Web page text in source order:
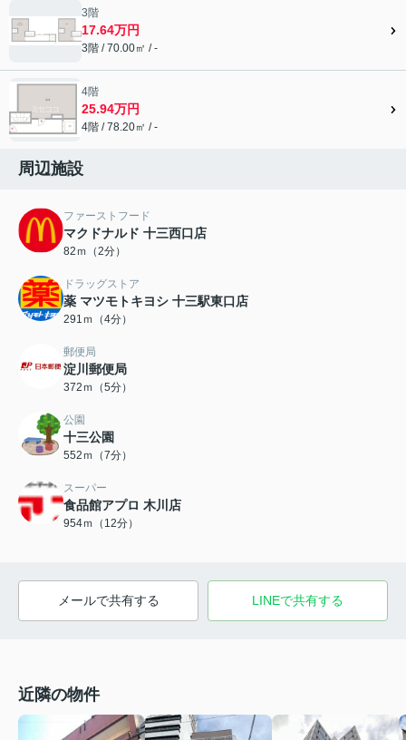
3階
17.64万円
3階 / 70.00㎡ / -
4階
25.94万円
4階 / 78.20㎡ / -
周辺施設
ファーストフード
マクドナルド 十三西口店
82ｍ（2分）
ドラッグストア
薬 マツモトキヨシ 十三駅東口店
291ｍ（4分）
郵便局
淀川郵便局
372ｍ（5分）
公園
十三公園
552ｍ（7分）
スーパー
食品館アプロ 木川店
954ｍ（12分）
メールで共有する LINEで共有する
近隣の物件